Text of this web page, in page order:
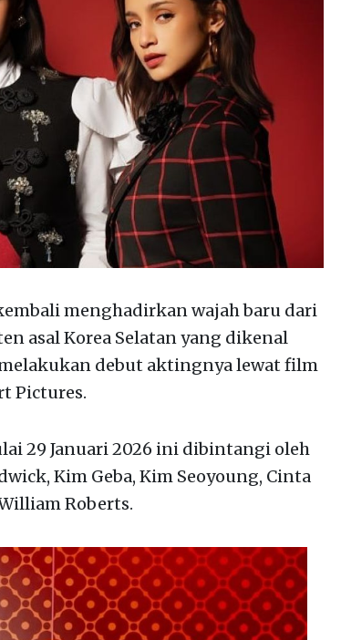
menghadirkan wajah baru dari
asal Korea Selatan yang dikenal
debut aktingnya lewat film
Pictures.
29 Januari 2026 ini dibintangi oleh
Kim Geba, Kim Seoyoung, Cinta
Roberts.